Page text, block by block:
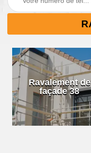
Ravalement de
façade 38